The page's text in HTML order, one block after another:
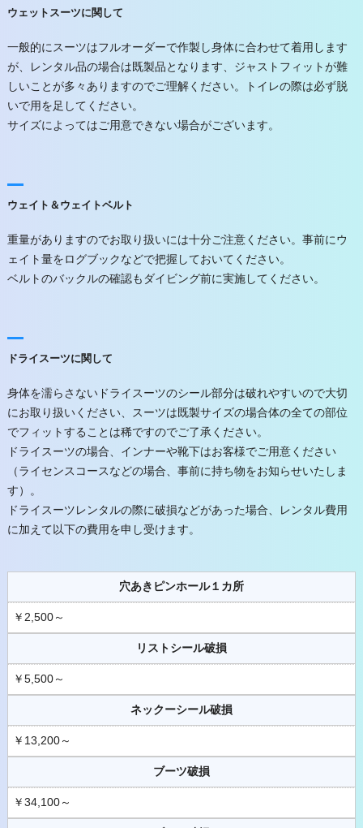
ウェットスーツに関して
一般的にスーツはフルオーダーで作製し身体に合わせて着用します
が、レンタル品の場合は既製品となります、ジャストフィットが難
しいことが多々ありますのでご理解ください。トイレの際は必ず脱
いで用を足してください。
サイズによってはご用意できない場合がございます。
ウェイト＆ウェイトベルト
重量がありますのでお取り扱いには十分ご注意ください。事前にウ
ェイト量をログブックなどで把握しておいてください。
ベルトのバックルの確認もダイビング前に実施してください。
ドライスーツに関して
身体を濡らさないドライスーツのシール部分は破れやすいので大切
にお取り扱いください、スーツは既製サイズの場合体の全ての部位
でフィットすることは稀ですのでご了承ください。
ドライスーツの場合、インナーや靴下はお客様でご用意ください
（ライセンスコースなどの場合、事前に持ち物をお知らせいたしま
す）。
ドライスーツレンタルの際に破損などがあった場合、レンタル費用
に加えて以下の費用を申し受けます。
穴あきピンホール１カ所
￥2,500～
リストシール破損
￥5,500～
ネックーシール破損
￥13,200～
ブーツ破損
￥34,100～